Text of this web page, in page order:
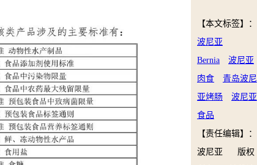
【本文标签】：
波尼亚
Bernia
波尼亚
肉食
青岛波尼
亚烤肠
波尼亚
食品
【责任编辑】：
波尼亚
版权